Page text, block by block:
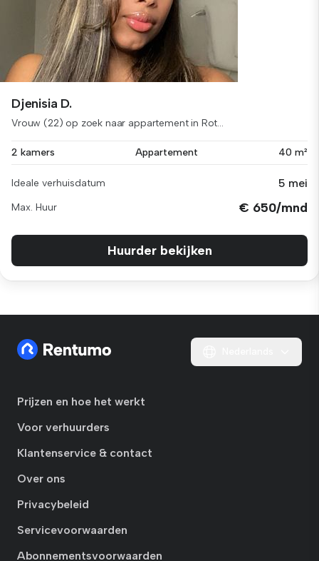
Djenisia D.
Vrouw (22) op zoek naar appartement in Rot...
2 kamers Appartement 40 m²
Ideale verhuisdatum 5 mei
Max. Huur € 650/mnd
Huurder bekijken
Prijzen en hoe het werkt
Voor verhuurders
Klantenservice & contact
Over ons
Privacybeleid
Servicevoorwaarden
Abonnementsvoorwaarden